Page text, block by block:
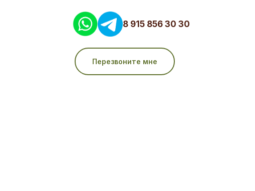
Перезвоните мне
8 915 856 30 30